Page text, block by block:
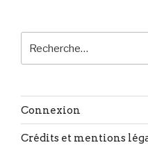
pour
Connexion
Crédits et mentions